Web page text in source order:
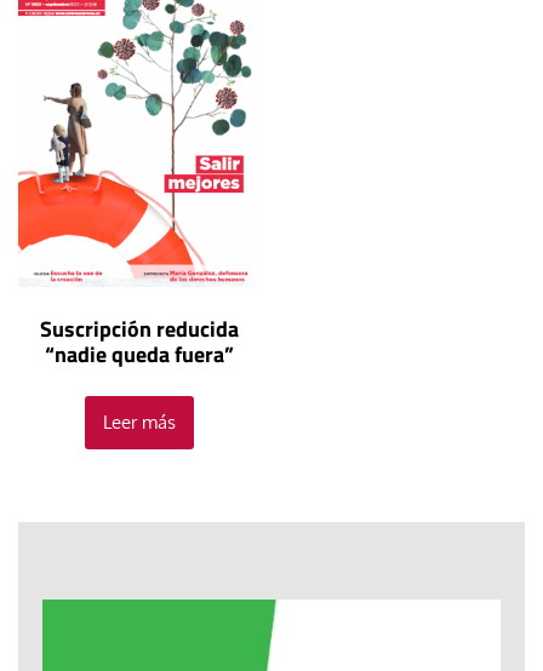
Suscripción reducida
“nadie queda fuera”
Leer más